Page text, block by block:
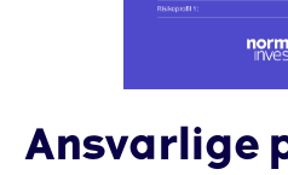
Ansvarlige